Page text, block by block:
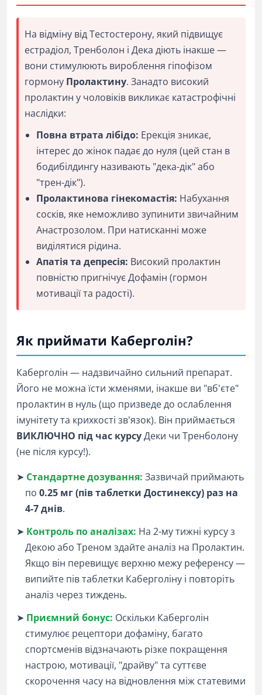
На відміну від Тестостерону, який підвищує
естрадіол, Тренболон і Дека діють інакше —
вони стимулюють вироблення гіпофізом
гормону Пролактину. Занадто високий
пролактин у чоловіків викликає катастрофічні
наслідки:
Повна втрата лібідо: Ерекція зникає,
інтерес до жінок падає до нуля (цей стан в
бодибілдингу називають "дека-дік" або
"трен-дік").
Пролактинова гінекомастія: Набухання
сосків, яке неможливо зупинити звичайним
Анастрозолом. При натисканні може
виділятися рідина.
Апатія та депресія: Високий пролактин
повністю пригнічує Дофамін (гормон
мотивації та радості).
Як приймати Каберголін?
Каберголін — надзвичайно сильний препарат.
Його не можна їсти жменями, інакше ви "вб'єте"
пролактин в нуль (що призведе до ослаблення
імунітету та крихкості зв'язок). Він приймається
ВИКЛЮЧНО під час курсуДеки чи Тренболону
(не після курсу!).
➤ Стандартне дозування: Зазвичай приймають
по 0.25 мг (пів таблетки Достинексу) раз на
4-7 днів.
➤ Контроль по аналізах: На 2-му тижні курсу з
Декою або Треном здайте аналіз на Пролактин.
Якщо він перевищує верхню межу референсу —
випийте пів таблетки Каберголіну і повторіть
аналіз через тиждень.
➤ Приємний бонус: Оскільки Каберголін
стимулює рецептори дофаміну, багато
спортсменів відзначають різке покращення
настрою, мотивації, "драйву" та суттєве
скорочення часу на відновлення між статевими